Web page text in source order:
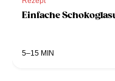
Einfache
5–15 MIN